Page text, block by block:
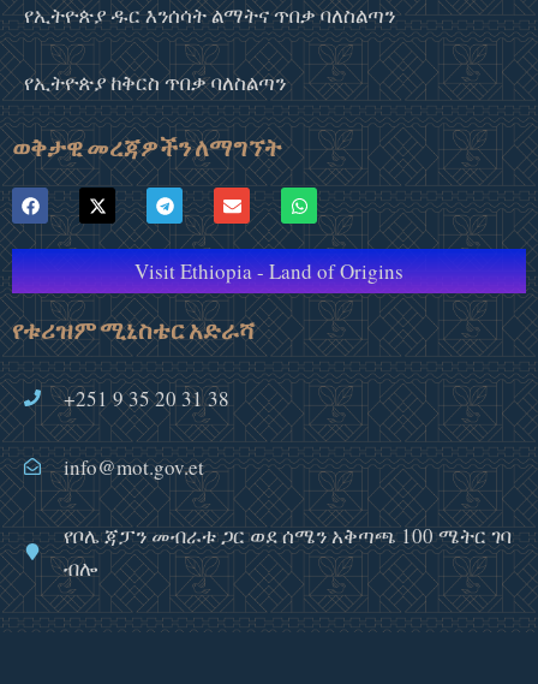
የኢትዮጵያ ዱር እንሰሳት ልማትና ጥበቃ ባለስልጣን
የኢትዮጵያ ከቅርስ ጥበቃ ባለስልጣን
ወቅታዊ መረጃዎችን ለማግኘት
Visit Ethiopia - Land of Origins
የቱሪዝም ሚኒስቴር አድራሻ
+251 9 35 20 31 38
info@mot.gov.et
የቦሌ ጃፓን መብራቱ ጋር ወደ ሰሜን አቅጣጫ 100 ሜትር ገባ
ብሎ